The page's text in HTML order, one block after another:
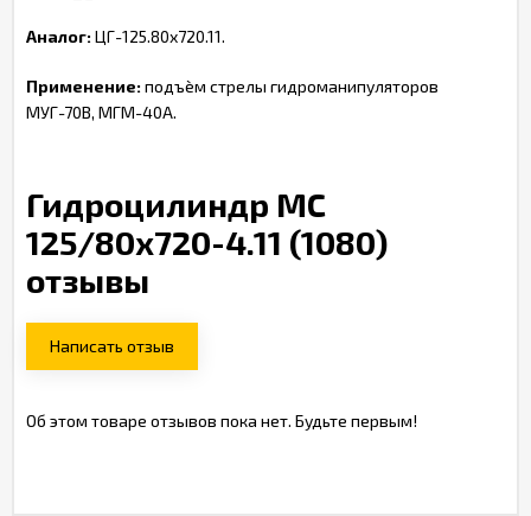
Аналог:ЦГ-125.80х720.11.
Применение:подъѐм стрелы гидроманипуляторов
МУГ-70В, МГМ-40А.
Гидроцилиндр МС
125/80х720-4.11 (1080)
отзывы
Написать отзыв
Об этом товаре отзывов пока нет. Будьте первым!